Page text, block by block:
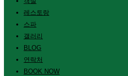
레스토랑
스파
갤러리
BLOG
연락처
BOOK NOW